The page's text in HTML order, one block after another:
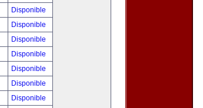
Disponible
Disponible
Disponible
Disponible
Disponible
Disponible
Disponible